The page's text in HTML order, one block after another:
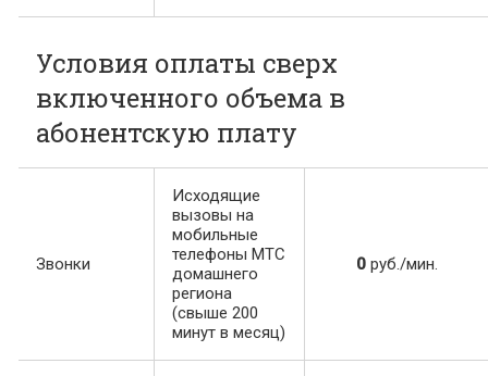
Условия оплаты сверх
включенного объема в
абонентскую плату
Звонки
Исходящие
вызовы на
мобильные
телефоны МТС
домашнего
региона
(свыше 200
минут в месяц)
0 руб./мин.